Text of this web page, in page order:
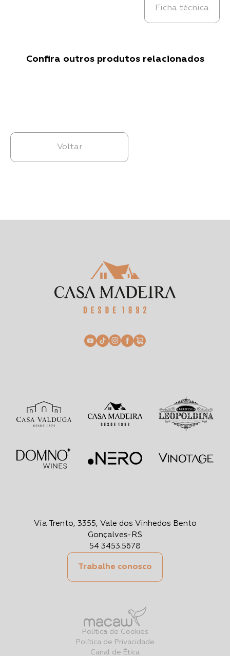
Ficha técnica
Confira outros produtos relacionados
Voltar
Via Trento, 3355, Vale dos Vinhedos Bento
Gonçalves-RS
54 3453.5678
Trabalhe conosco
Política de Cookies
Política de Privacidade
Canal de Ética